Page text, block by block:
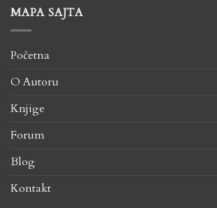
MAPA SAJTA
Početna
O Autoru
Knjige
Forum
Blog
Kontakt